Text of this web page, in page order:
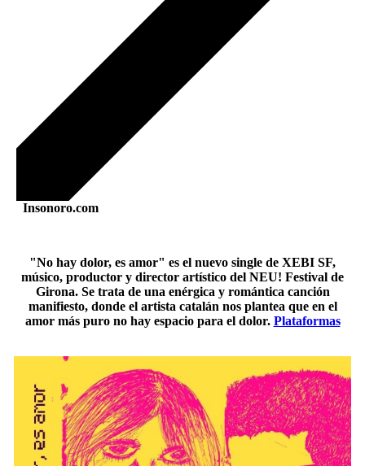
Insonoro.com
"No hay dolor, es amor" es el nuevo single de XEBI SF,
músico, productor y director artístico del NEU! Festival de
Girona. Se trata de una enérgica y romántica canción
manifiesto, donde el artista catalán nos plantea que en el
amor más puro no hay espacio para el dolor. Plataformas